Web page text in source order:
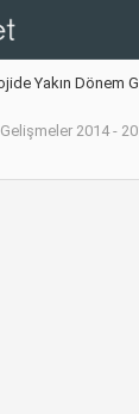
Yakın Dönem
2014 -